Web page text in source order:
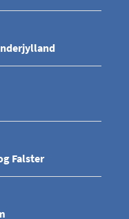
Falster